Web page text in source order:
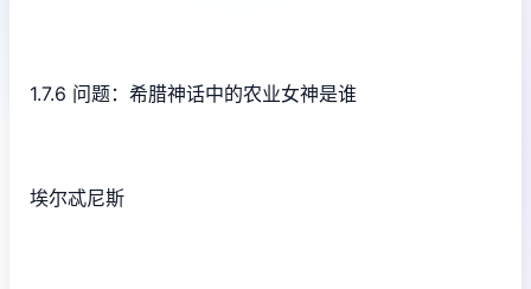
1.7.6 问题：希腊神话中的农业女神是谁
埃尔忒尼斯